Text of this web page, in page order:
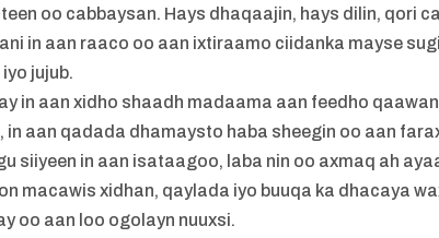
oo cabbaysan. Hays dhaqaajin, hays dilin, qori
in aan raaco oo aan ixtiraamo ciidanka mayse
jujub.
in aan xidho shaadh madaama aan feedho
in aan qadada dhamaysto haba sheegin oo aan
siiyeen in aan isataagoo, laba nin oo axmaq ah
macawis xidhan, qaylada iyo buuqa ka dhacaya
oo aan loo ogolayn nuuxsi.